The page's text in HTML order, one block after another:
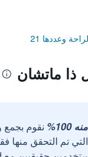
وعددها 21
ذا ماتشان
نقوم
تم التحقق منها